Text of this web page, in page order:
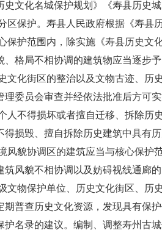
史文化名城保护规划》《寿县历史
区保护。寿县人民政府根据《寿县
保护范围内，除实施《寿县历史文
、格局不相协调的建筑物应当逐步
文化街区的整治以及文物古迹、历
理委员会审查并经依法批准后方可
人不得损坏或者擅自迁移、拆除历
得损毁、擅自拆除历史建筑中具有
风貌协调区的建筑应当与核心保护
筑风貌不相协调以及妨碍视线通廊
文物保护单位、历史文化街区、历
期普查历史文化资源，发现具有保
护名录的建议。编制、调整寿州古